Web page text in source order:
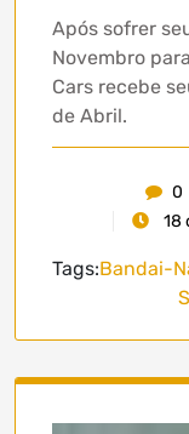
Após sofrer
Novembro
Cars recebe
de Abril.
0
18
Tags:Bandai-